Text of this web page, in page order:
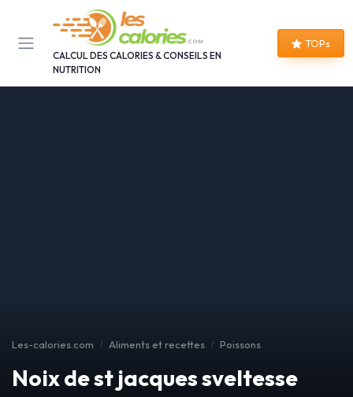
CALCUL DES CALORIES & CONSEILS EN
NUTRITION
TOPs
Les-calories.com Aliments et recettes Poissons
Noix de st jacques sveltesse
Panneau de gestion des cookies